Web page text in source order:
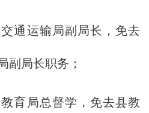
通运输局副局长，免去
副局长职务；
育局总督学，免去县教